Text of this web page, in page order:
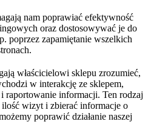
nam poprawiać efektywność
oraz dostosowywać je do
poprzez zapamiętanie wszelkich
właścicielowi sklepu zrozumieć,
w interakcję ze sklepem,
raportowanie informacji. Ten rodzaj
wizyt i zbierać informacje o
poprawić działanie naszej